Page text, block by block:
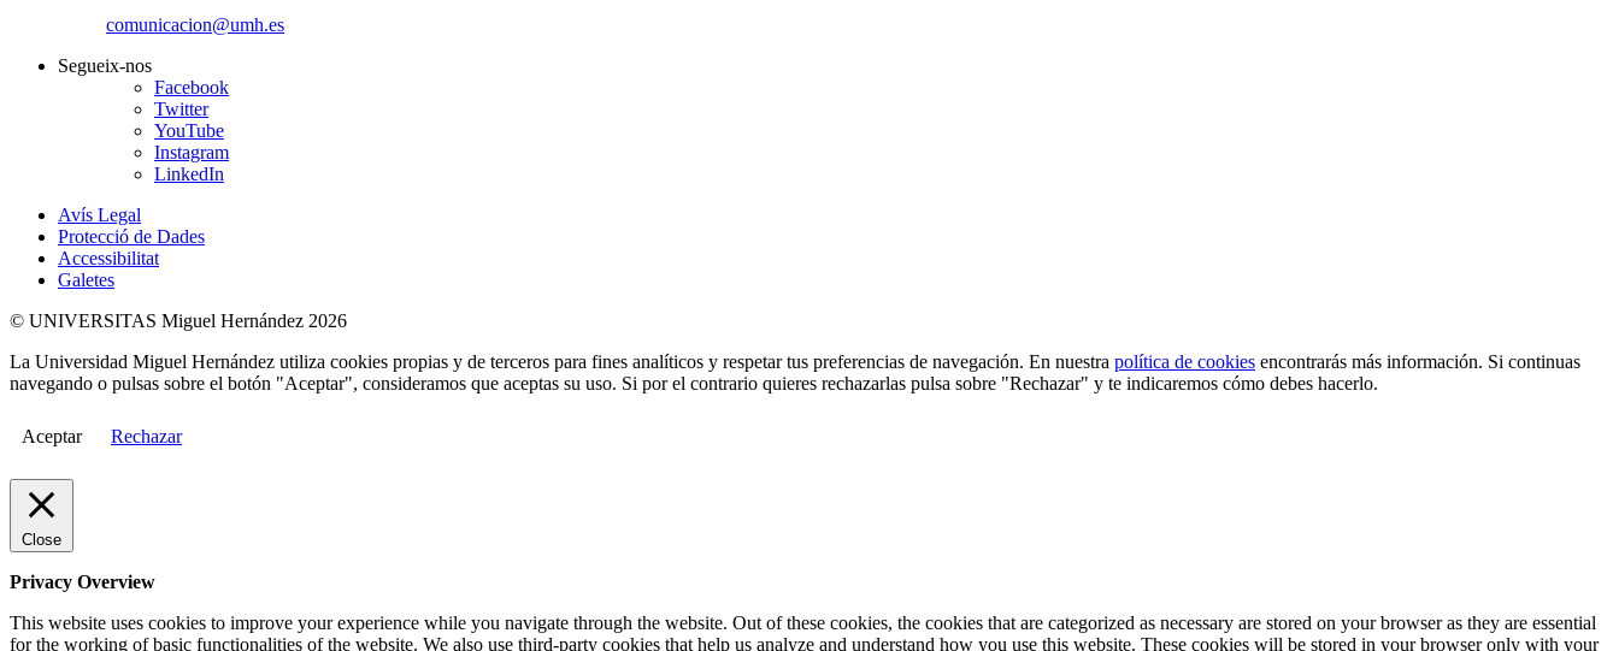
comunicacion@umh.es
Segueix-nos
Facebook
Twitter
YouTube
Instagram
LinkedIn
Avís Legal
Protecció de Dades
Accessibilitat
Galetes
© UNIVERSITAS Miguel Hernández 2026
La Universidad Miguel Hernández utiliza cookies propias y de terceros para fines analíticos y respetar tus preferencias de navegación. En nuestra política de cookies encontrarás más información. Si continuas
navegando o pulsas sobre el botón "Aceptar", consideramos que aceptas su uso. Si por el contrario quieres rechazarlas pulsa sobre "Rechazar" y te indicaremos cómo debes hacerlo.
Aceptar Rechazar
Close
Privacy Overview
This website uses cookies to improve your experience while you navigate through the website. Out of these cookies, the cookies that are categorized as necessary are stored on your browser as they are essential
for the working of basic functionalities of the website. We also use third-party cookies that help us analyze and understand how you use this website. These cookies will be stored in your browser only with your